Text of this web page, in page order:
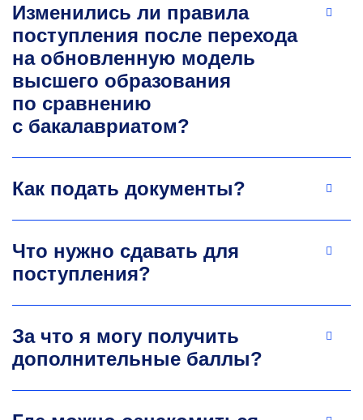
Научные интересы: сверхпластичность,
алюминиевые сплавы, титановые сплавы,
рекристаллизация, материаловедение.
+7 495 638-44-80
mihaylovskaya@misis.ru
Светлана Вячеславна
Медведева
цветных металлов
Автор 18 статей в высокорейтинговых
научно-исследовательских работ. Н-индекс —
Изменились ли правила
поступления после перехода
на обновленную модель
высшего образования
по сравнению
с бакалавриатом?
Как подать документы?
Что нужно сдавать для
поступления?
За что я могу получить
дополнительные баллы?